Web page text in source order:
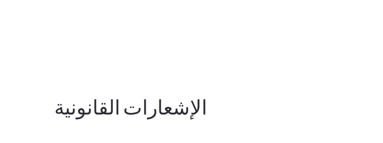
الإشعارات القانونية